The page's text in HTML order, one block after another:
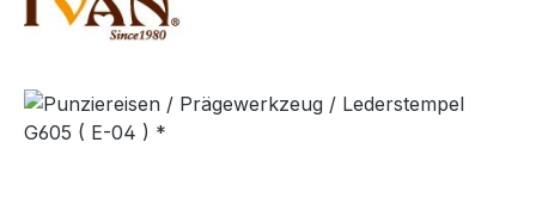
Bildergalerie überspringen